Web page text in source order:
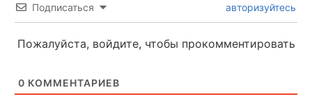
Подписаться авторизуйтесь
Пожалуйста, войдите, чтобы прокомментировать
0 КОММЕНТАРИЕВ